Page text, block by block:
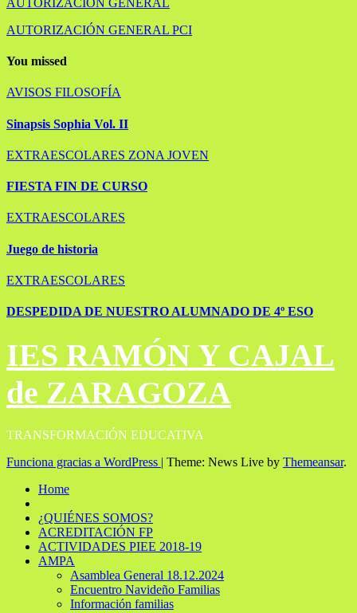
AUTORIZACIÓN GENERAL PCI
You missed
AVISOS FILOSOFÍA
Sinapsis Sophia Vol. II
EXTRAESCOLARES ZONA JOVEN
FIESTA FIN DE CURSO
EXTRAESCOLARES
Juego de historia
EXTRAESCOLARES
DESPEDIDA DE NUESTRO ALUMNADO DE 4º ESO
IES RAMÓN Y CAJAL
de ZARAGOZA
TRANSFORMACIÓN EDUCATIVA
Funciona gracias a WordPress | Theme: News Live by Themeansar.
Home
¿QUIÉNES SOMOS?
ACREDITACIÓN FP
ACTIVIDADES PIEE 2018-19
AMPA
Asamblea General 18.12.2024
Encuentro Navideño Familias
Información familias